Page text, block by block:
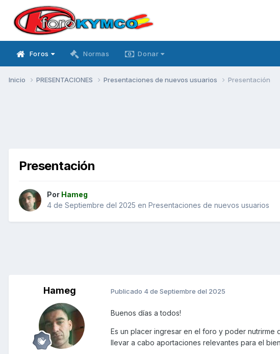
Foros Normas Donar
Inicio PRESENTACIONES Presentaciones de nuevos usuarios Presentación
Presentación
Por Hameg
4 de Septiembre del 2025 en Presentaciones de nuevos usuarios
Hameg Publicado 4 de Septiembre del 2025
Buenos días a todos!
Es un placer ingresar en el foro y poder
llevar a cabo aportaciones relevantes para el